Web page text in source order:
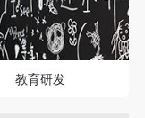
教育研发